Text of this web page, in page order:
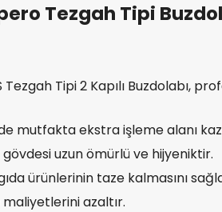
Tezgah Tipi
Tezgah Tipi 2 Kapılı
mutfakta ekstra işleme alanı
uzun ömürlü ve hijyeniktir.
ürünlerinin taze kalmasını
azaltır.